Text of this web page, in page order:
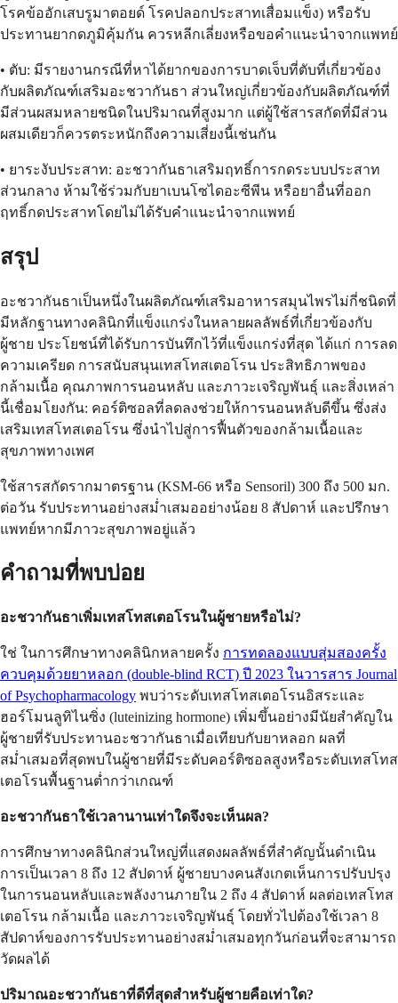
โรคข้ออักเสบรูมาตอยด์ โรคปลอกประสาทเสื่อมแข็ง) หรือรับ
ประทานยากดภูมิคุ้มกัน ควรหลีกเลี่ยงหรือขอคำแนะนำจากแพทย์
• ตับ: มีรายงานกรณีที่หาได้ยากของการบาดเจ็บที่ตับที่เกี่ยวข้อง
กับผลิตภัณฑ์เสริมอะชวากันธา ส่วนใหญ่เกี่ยวข้องกับผลิตภัณฑ์ที่
มีส่วนผสมหลายชนิดในปริมาณที่สูงมาก แต่ผู้ใช้สารสกัดที่มีส่วน
ผสมเดียวก็ควรตระหนักถึงความเสี่ยงนี้เช่นกัน
• ยาระงับประสาท: อะชวากันธาเสริมฤทธิ์การกดระบบประสาท
ส่วนกลาง ห้ามใช้ร่วมกับยาเบนโซไดอะซีพีน หรือยาอื่นที่ออก
ฤทธิ์กดประสาทโดยไม่ได้รับคำแนะนำจากแพทย์
สรุป
อะชวากันธาเป็นหนึ่งในผลิตภัณฑ์เสริมอาหารสมุนไพรไม่กี่ชนิดที่
มีหลักฐานทางคลินิกที่แข็งแกร่งในหลายผลลัพธ์ที่เกี่ยวข้องกับ
ผู้ชาย ประโยชน์ที่ได้รับการบันทึกไว้ที่แข็งแกร่งที่สุด ได้แก่ การลด
ความเครียด การสนับสนุนเทสโทสเตอโรน ประสิทธิภาพของ
กล้ามเนื้อ คุณภาพการนอนหลับ และภาวะเจริญพันธุ์ และสิ่งเหล่า
นี้เชื่อมโยงกัน: คอร์ติซอลที่ลดลงช่วยให้การนอนหลับดีขึ้น ซึ่งส่ง
เสริมเทสโทสเตอโรน ซึ่งนำไปสู่การฟื้นตัวของกล้ามเนื้อและ
สุขภาพทางเพศ
ใช้สารสกัดรากมาตรฐาน (KSM-66 หรือ Sensoril) 300 ถึง 500 มก.
ต่อวัน รับประทานอย่างสม่ำเสมออย่างน้อย 8 สัปดาห์ และปรึกษา
แพทย์หากมีภาวะสุขภาพอยู่แล้ว
คำถามที่พบบ่อย
อะชวากันธาเพิ่มเทสโทสเตอโรนในผู้ชายหรือไม่?
ใช่ ในการศึกษาทางคลินิกหลายครั้ง การทดลองแบบสุ่มสองครั้ง
ควบคุมด้วยยาหลอก (double-blind RCT) ปี 2023 ในวารสาร Journal
of Psychopharmacology พบว่าระดับเทสโทสเตอโรนอิสระและ
ฮอร์โมนลูทิไนซิ่ง (luteinizing hormone) เพิ่มขึ้นอย่างมีนัยสำคัญใน
ผู้ชายที่รับประทานอะชวากันธาเมื่อเทียบกับยาหลอก ผลที่
สม่ำเสมอที่สุดพบในผู้ชายที่มีระดับคอร์ติซอลสูงหรือระดับเทสโทส
เตอโรนพื้นฐานต่ำกว่าเกณฑ์
อะชวากันธาใช้เวลานานเท่าใดจึงจะเห็นผล?
การศึกษาทางคลินิกส่วนใหญ่ที่แสดงผลลัพธ์ที่สำคัญนั้นดำเนิน
การเป็นเวลา 8 ถึง 12 สัปดาห์ ผู้ชายบางคนสังเกตเห็นการปรับปรุง
ในการนอนหลับและพลังงานภายใน 2 ถึง 4 สัปดาห์ ผลต่อเทสโทส
เตอโรน กล้ามเนื้อ และภาวะเจริญพันธุ์ โดยทั่วไปต้องใช้เวลา 8
สัปดาห์ของการรับประทานอย่างสม่ำเสมอทุกวันก่อนที่จะสามารถ
วัดผลได้
ปริมาณอะชวากันธาที่ดีที่สุดสำหรับผู้ชายคือเท่าใด?